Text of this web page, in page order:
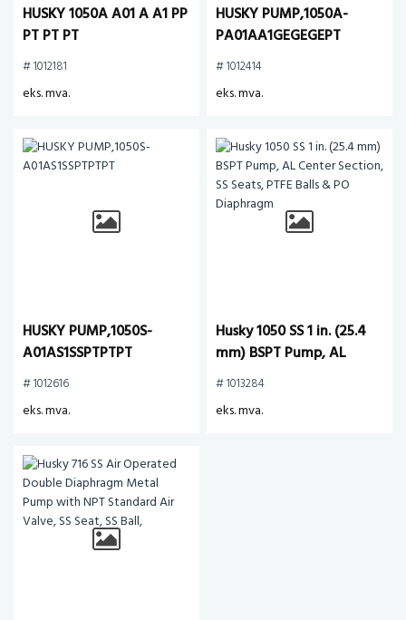
HUSKY 1050A A01 A A1 PP
PT PT PT
# 1012181
eks. mva.
HUSKY PUMP,1050A-
PA01AA1GEGEGEPT
# 1012414
eks. mva.
HUSKY PUMP,1050S-
A01AS1SSPTPTPT
# 1012616
eks. mva.
Husky 1050 SS 1 in. (25.4
mm) BSPT Pump, AL
Center Section, SS Seats,
Diaphragm
# 1013284
eks. mva.